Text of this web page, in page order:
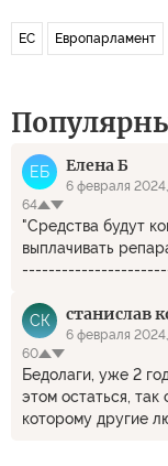
ЕС Европарламент
ЕБ Елена Б
6 февраля
64
"Средства будут
выплачивать
смешные они, эти
деньги, ДБ
СК станислав
6 февраля 2024,
60
Бедолаги, уже 2
этом остаться, так
которому другие